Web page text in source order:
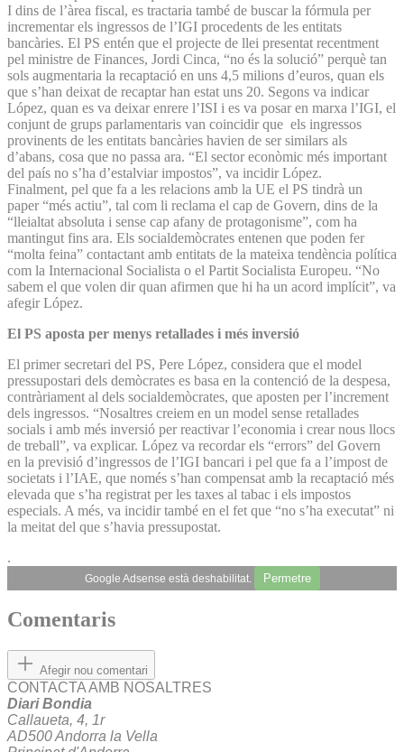
I dins de l’àrea fiscal, es tractaria també de buscar la fórmula per
incrementar els ingressos de l’IGI procedents de les entitats
bancàries. El PS entén que el projecte de llei presentat recentment
pel ministre de Finances, Jordi Cinca, “no és la solució” perquè tan
sols augmentaria la recaptació en uns 4,5 milions d’euros, quan els
que s’han deixat de recaptar han estat uns 20. Segons va indicar
López, quan es va deixar enrere l’ISI i es va posar en marxa l’IGI, el
conjunt de grups parlamentaris van coincidir que els ingressos
provinents de les entitats bancàries havien de ser similars als
d’abans, cosa que no passa ara. “El sector econòmic més important
del país no s’ha d’estalviar impostos”, va incidir López.
Finalment, pel que fa a les relacions amb la UE el PS tindrà un
paper “més actiu”, tal com li reclama el cap de Govern, dins de la
“lleialtat absoluta i sense cap afany de protagonisme”, com ha
mantingut fins ara. Els socialdemòcrates entenen que poden fer
“molta feina” contactant amb entitats de la mateixa tendència política
com la Internacional Socialista o el Partit Socialista Europeu. “No
sabem el que volen dir quan afirmen que hi ha un acord implícit”, va
afegir López.
El PS aposta per menys retallades i més inversió
El primer secretari del PS, Pere López, considera que el model
pressupostari dels demòcrates es basa en la contenció de la despesa,
contràriament al dels socialdemòcrates, que aposten per l’increment
dels ingressos. “Nosaltres creiem en un model sense retallades
socials i amb més inversió per reactivar l’economia i crear nous llocs
de treball”, va explicar. López va recordar els “errors” del Govern
en la previsió d’ingressos de l’IGI bancari i pel que fa a l’impost de
societats i l’IAE, que només s’han compensat amb la recaptació més
elevada que s’ha registrat per les taxes al tabac i els impostos
especials. A més, va incidir també en el fet que “no s’ha executat” ni
la meitat del que s’havia pressupostat.
.
Google Adsense està deshabilitat. Permetre
Comentaris
Afegir nou comentari
CONTACTA AMB NOSALTRES
Diari Bondia
Callaueta, 4, 1r
AD500 Andorra la Vella